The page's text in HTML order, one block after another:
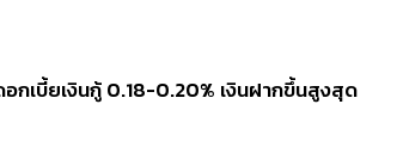
กเบี้ยเงินกู้ 0.18-0.20% เงินฝากขึ้นสูงสุด